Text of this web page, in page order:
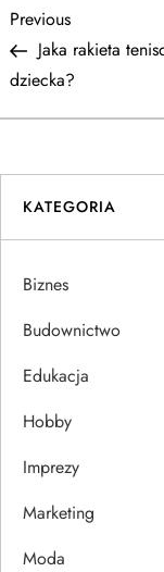
N
a
w
i
g
a
c
a
w
p
Previous
Post
Previous
Jaka rakieta
dziecka?
KATEGORIA
Biznes
Budownictwo
Edukacja
Hobby
Imprezy
Marketing
Moda